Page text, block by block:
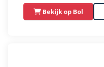
Bekijk op Bol